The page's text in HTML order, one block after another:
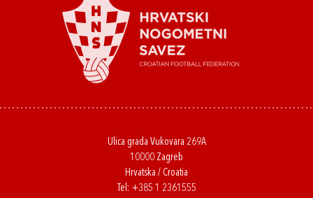
Ulica grada Vukovara 269A
10000 Zagreb
Hrvatska / Croatia
Tel: +385 1 2361555